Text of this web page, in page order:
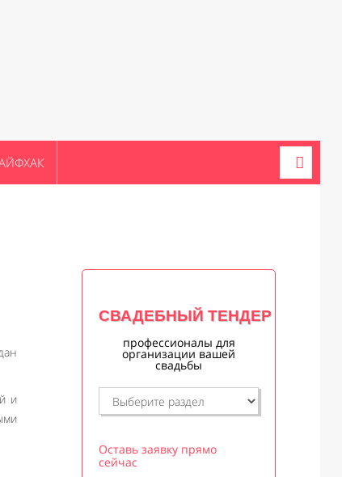
и
СВАДЕБНЫЙ ТЕНДЕР
профессионалы для
организации вашей
свадьбы
Оставь заявку прямо
сейчас